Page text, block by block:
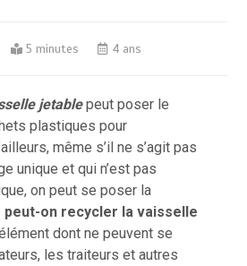
5 minutes 4 ans
jetablepeut poser le
plastiques pour
même s’il ne s’agit pas
unique et qui n’est pas
on peut se poser la
peut-on recycler la vaisselle
dont ne peuvent se
les traiteurs et autres